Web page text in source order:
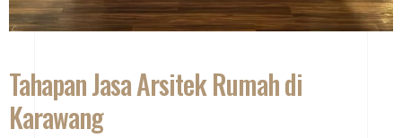
Tahapan Jasa Arsitek Rumah di
Karawang